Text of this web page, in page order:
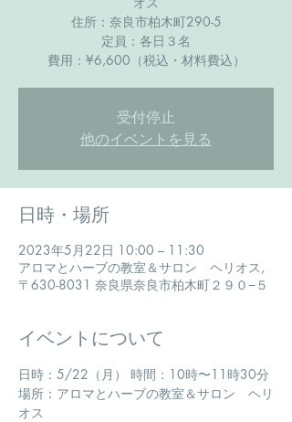
住所：奈良市柏木町290-5
定員：各日３名
費用：¥6,600（税込・材料費込）
受付停止
他のイベントを見る
日時・場所
2023年5月22日 10:00 – 11:30
アロマとハーブの教室＆サロン ヘリオス,
〒630-8031 奈良県奈良市柏木町２９０−５
イベントについて
日時：5/22（月） 時間：10時〜11時30分
場所：アロマとハーブの教室＆サロン　ヘリ
オス